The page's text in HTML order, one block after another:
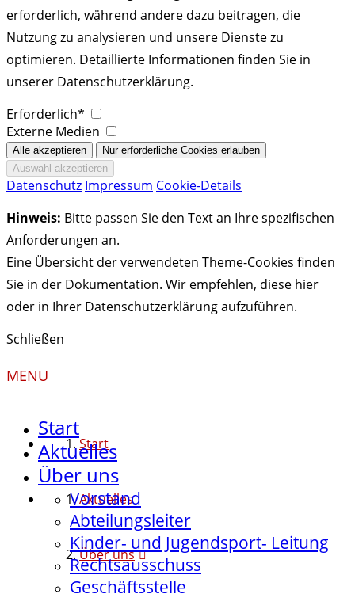
erforderlich, während andere dazu beitragen, die
Nutzung zu analysieren und unsere Dienste zu
optimieren. Detaillierte Informationen finden Sie in
unserer Datenschutzerklärung.
Erforderlich*
Externe Medien
Datenschutz Impressum Cookie-Details
Hinweis: Bitte passen Sie den Text an Ihre spezifischen
Anforderungen an.
Eine Übersicht der verwendeten Theme-Cookies finden
Sie in der Dokumentation. Wir empfehlen, diese hier
oder in Ihrer Datenschutzerklärung aufzuführen.
Schließen
MENU
Start
Aktuelles
Über uns
Start
Aktuelles
Über uns
Vorstand
Abteilungsleiter
Kinder- und Jugendsport- Leitung
Rechtsausschuss
Geschäftsstelle